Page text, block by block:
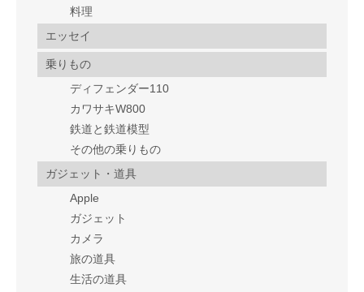
料理
エッセイ
乗りもの
ディフェンダー110
カワサキW800
鉄道と鉄道模型
その他の乗りもの
ガジェット・道具
Apple
ガジェット
カメラ
旅の道具
生活の道具